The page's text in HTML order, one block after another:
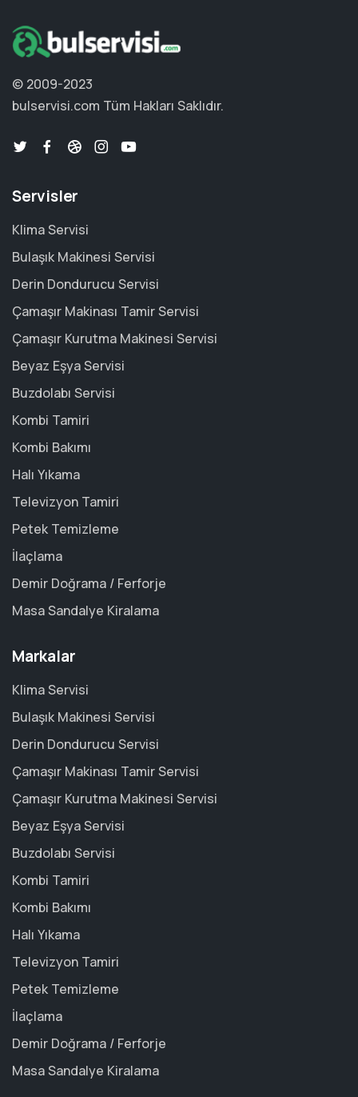
© 2009-2023
bulservisi.com Tüm Hakları Saklıdır.
Servisler
Klima Servisi
Bulaşık Makinesi Servisi
Derin Dondurucu Servisi
Çamaşır Makinası Tamir Servisi
Çamaşır Kurutma Makinesi Servisi
Beyaz Eşya Servisi
Buzdolabı Servisi
Kombi Tamiri
Kombi Bakımı
Halı Yıkama
Televizyon Tamiri
Petek Temizleme
İlaçlama
Demir Doğrama / Ferforje
Masa Sandalye Kiralama
Markalar
Klima Servisi
Bulaşık Makinesi Servisi
Derin Dondurucu Servisi
Çamaşır Makinası Tamir Servisi
Çamaşır Kurutma Makinesi Servisi
Beyaz Eşya Servisi
Buzdolabı Servisi
Kombi Tamiri
Kombi Bakımı
Halı Yıkama
Televizyon Tamiri
Petek Temizleme
İlaçlama
Demir Doğrama / Ferforje
Masa Sandalye Kiralama